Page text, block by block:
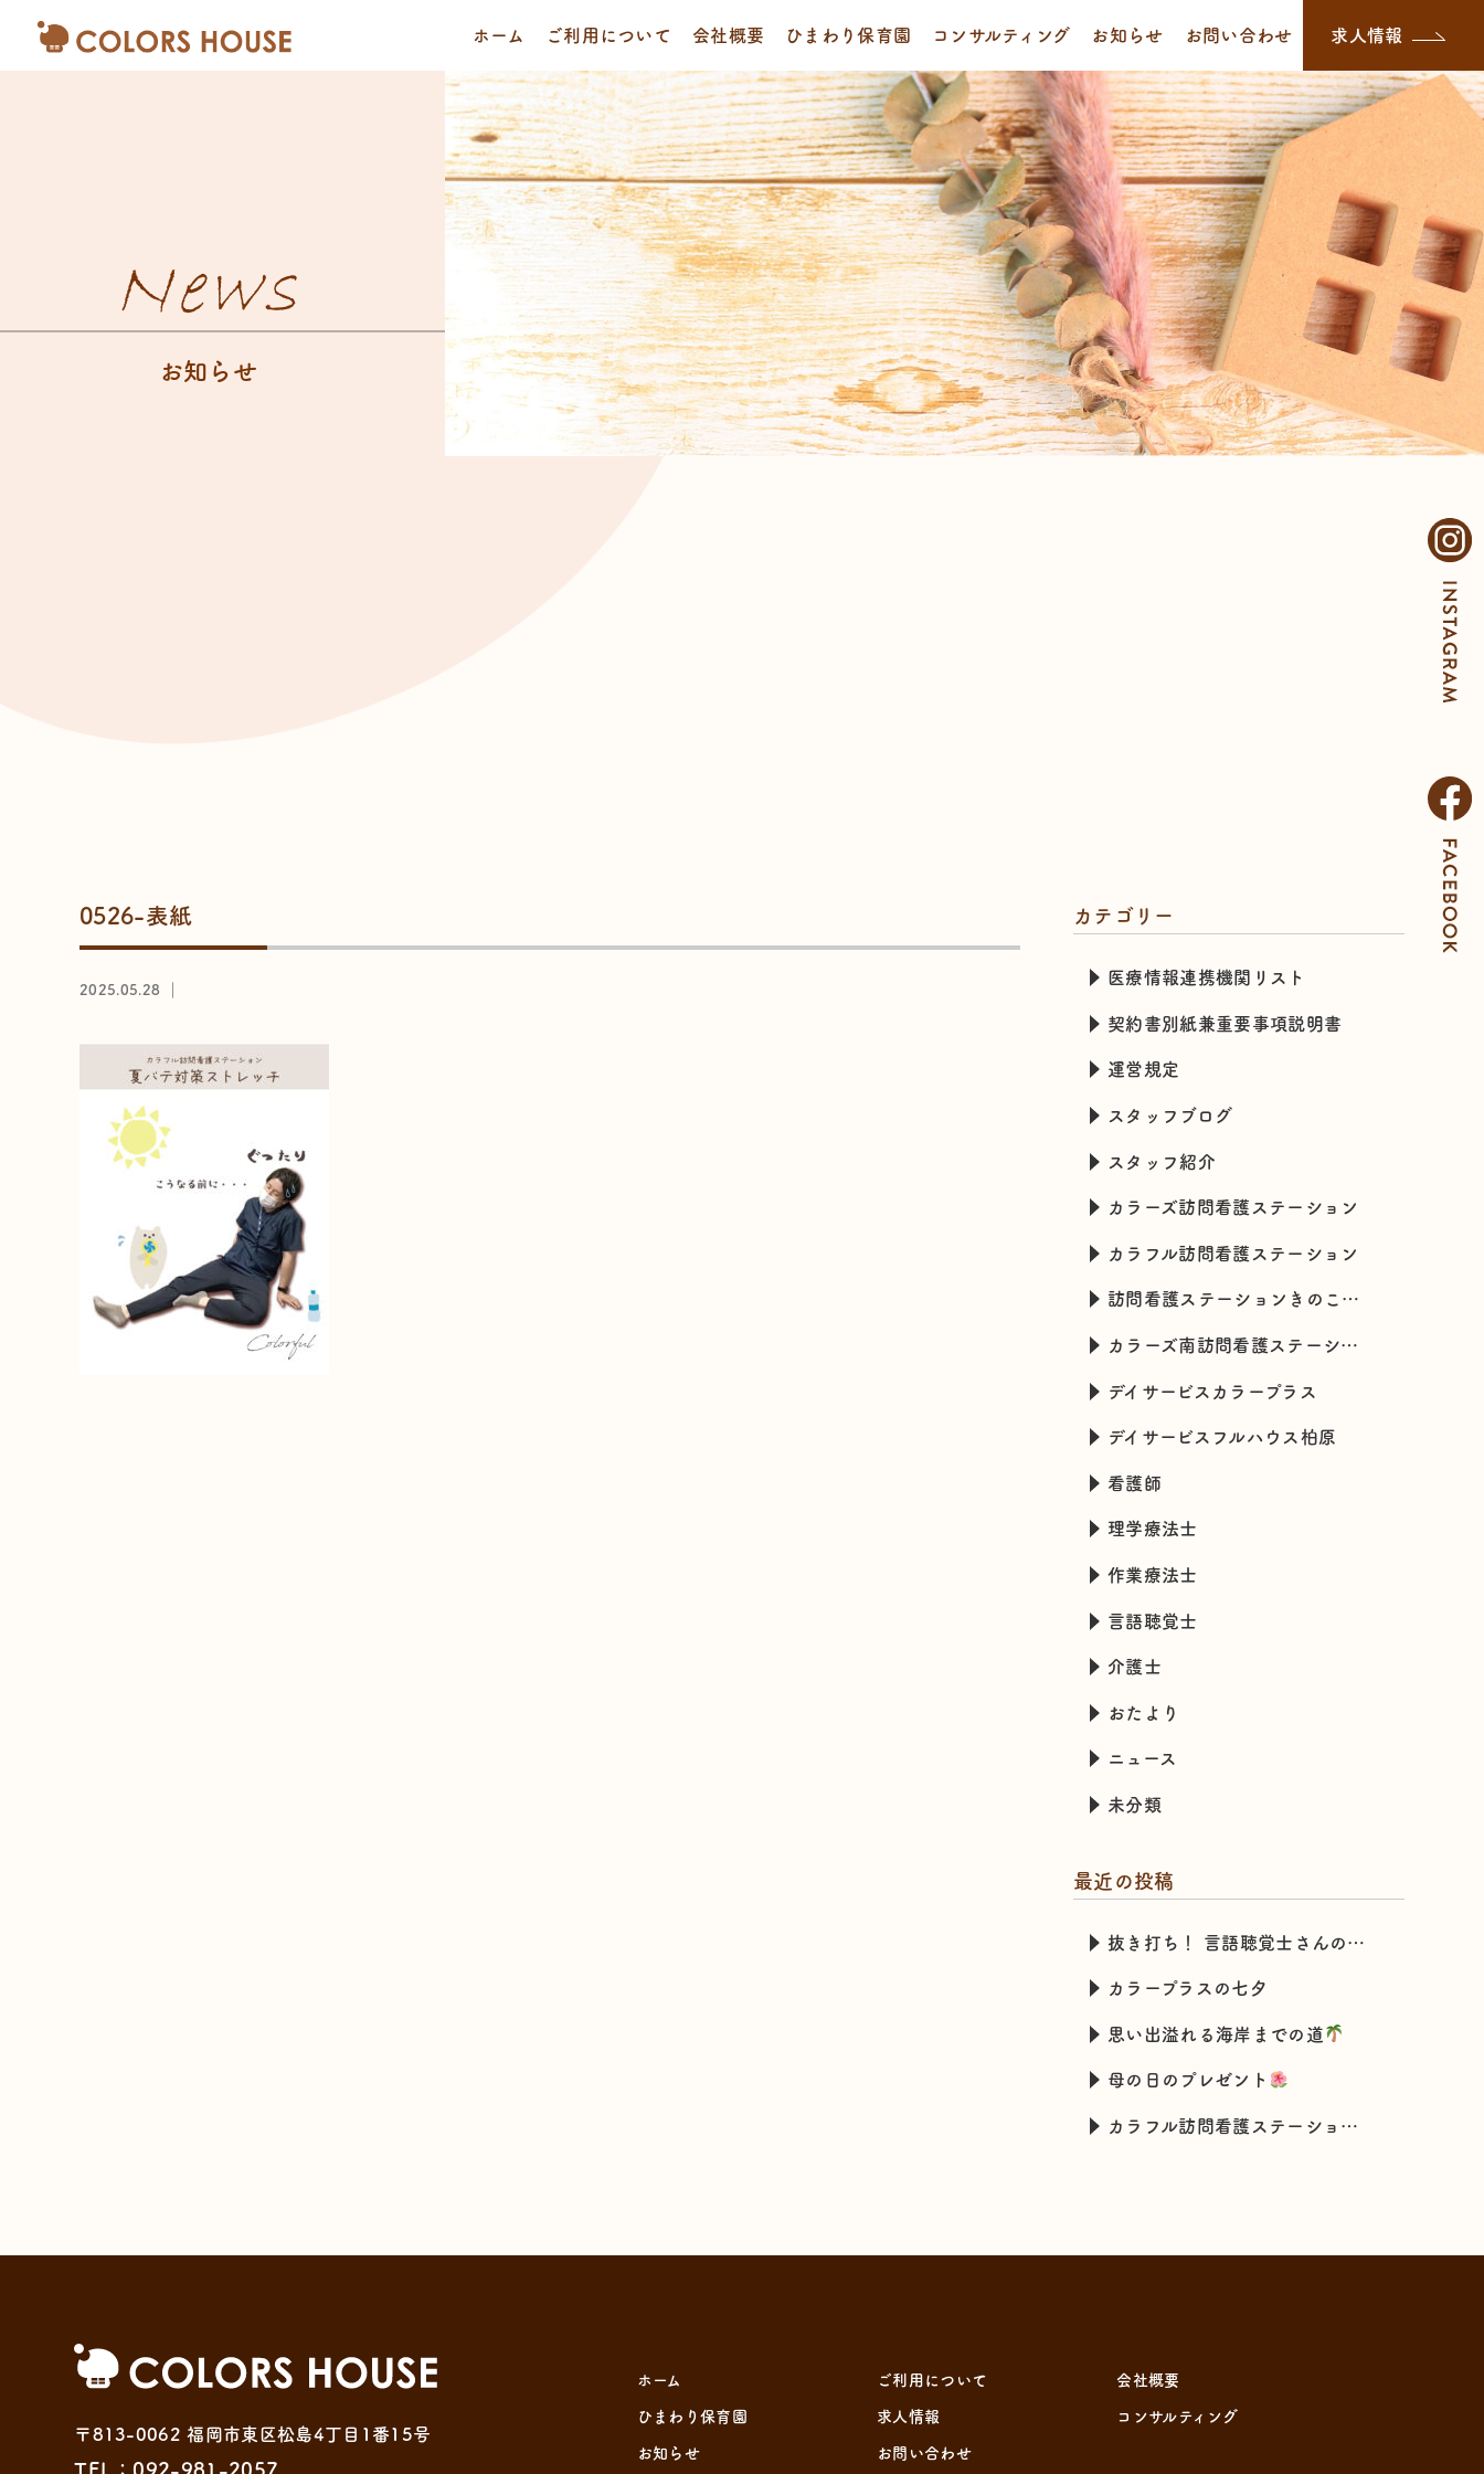
ホーム ご利用について 会社概要 ひまわり保育園 コンサルティング お知らせ お問い合わせ 求人情報
News
お知らせ
0526-表紙
2025.05.28 ｜
カテゴリー
医療情報連携機関リスト
契約書別紙兼重要事項説明書
運営規定
スタッフブログ
スタッフ紹介
カラーズ訪問看護ステーション
カラフル訪問看護ステーション
訪問看護ステーションきのこハウス
カラーズ南訪問看護ステーション
デイサービスカラープラス
デイサービスフルハウス柏原
看護師
理学療法士
作業療法士
言語聴覚士
介護士
おたより
ニュース
未分類
最近の投稿
抜き打ち！ 言語聴覚士さんのカバンの中身チェック
カラープラスの七夕
思い出溢れる海岸までの道
母の日のプレゼント
カラフル訪問看護ステーションの新入職スタッフの特技とは・・・
〒813-0062 福岡市東区松島4丁目1番15号
TEL：092-981-2057
ホーム ご利用について 会社概要
ひまわり保育園 求人情報 コンサルティング
お知らせ お問い合わせ